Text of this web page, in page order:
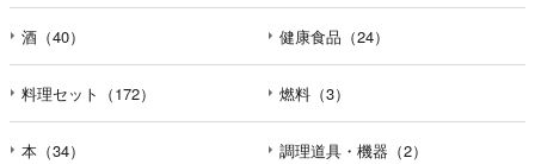
酒（40） 健康食品（24）
料理セット（172） 燃料（3）
本（34） 調理道具・機器（2）